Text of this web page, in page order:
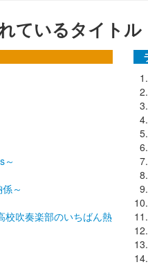
ているタイトル
～
～
校吹奏楽部のいちばん熱